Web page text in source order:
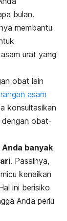
bulan.
membantu
urat yang
obat lain
asam
konsultasikan
obat-
banyak
. Pasalnya,
kenaikan
ini berisiko
Anda perlu